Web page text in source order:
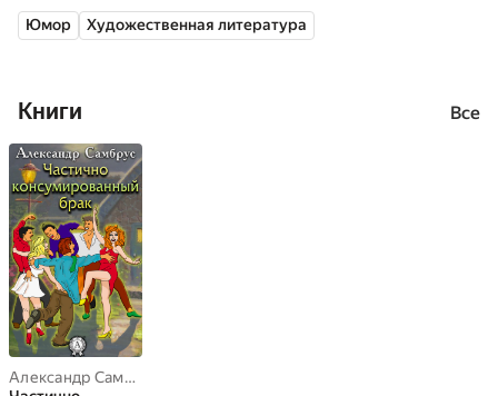
Юмор Художественная литература
Книги Все
Александр Самбрус